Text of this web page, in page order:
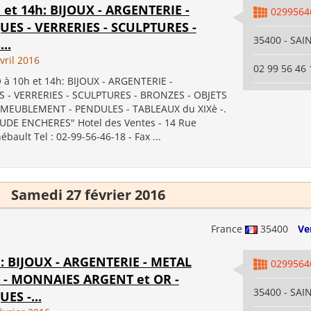
14h: BIJOUX - ARGENTERIE -
- VERRERIES - SCULPTURES -
2016
10h et 14h: BIJOUX - ARGENTERIE -
- VERRERIES - SCULPTURES - BRONZES - OBJETS
- PENDULES - TABLEAUX du XIXè -.
ENCHERES" Hotel des Ventes - 14 Rue
Tel : 02-99-56-46-18 - Fax ...
35400 -
02 99 56 46
Samedi 27 février 2016
France 35400
BIJOUX - ARGENTERIE - METAL
- MONNAIES ARGENT et OR -
-...
35400 -